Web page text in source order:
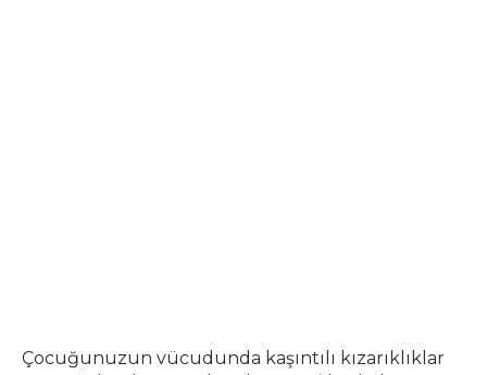
Çocuğunuzun vücudunda kaşıntılı kızarıklıklar